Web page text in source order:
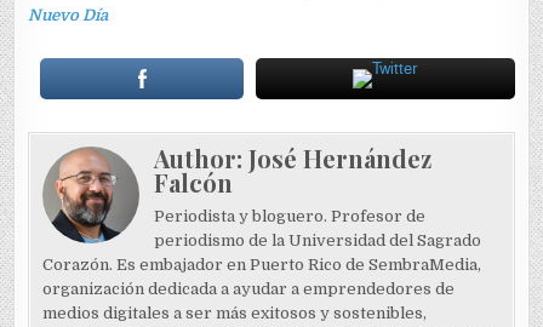
Nuevo Día
Author:José Hernández
Falcón
Periodista y bloguero. Profesor de
periodismo de la Universidad del Sagrado
Corazón. Es embajador en Puerto Rico de SembraMedia,
organización dedicada a ayudar a emprendedores de
medios digitales a ser más exitosos y sostenibles,